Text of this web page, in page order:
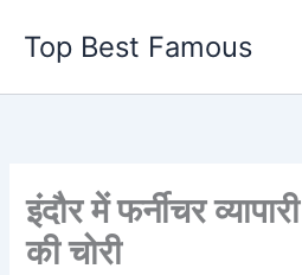
content
Top Best Famous
इंदौर में फर्नीचर
की चोरी